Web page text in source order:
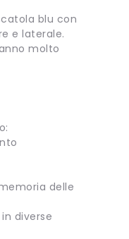
blu con
e laterale.
molto
delle
diverse